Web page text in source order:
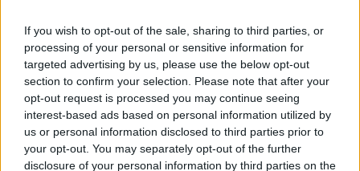
If you wish to opt-out of the sale, sharing to third parties, or
processing of your personal or sensitive information for
targeted advertising by us, please use the below opt-out
section to confirm your selection. Please note that after your
opt-out request is processed you may continue seeing
interest-based ads based on personal information utilized by
us or personal information disclosed to third parties prior to
your opt-out. You may separately opt-out of the further
disclosure of your personal information by third parties on the
σοκάκια του χωριού, να απολαύσεις τη θέα και να
κλείσεις τη μέρα με ένα κοκτέιλ σε κάποιο από τα
όμορφα μπαράκια της.
Το Πόρτο Κουφό